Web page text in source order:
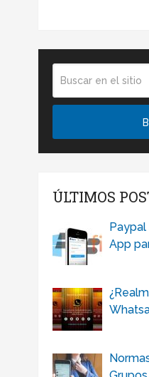
ÚLTIMOS
App